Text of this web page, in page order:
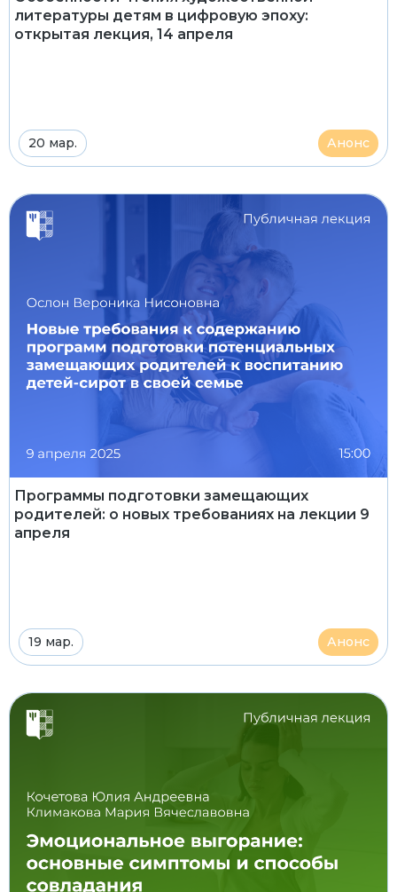
литературы детям в цифровую эпоху:
открытая лекция, 14 апреля
20 мар. Анонс
Программы подготовки замещающих
родителей: о новых требованиях на лекции 9
апреля
19 мар. Анонс